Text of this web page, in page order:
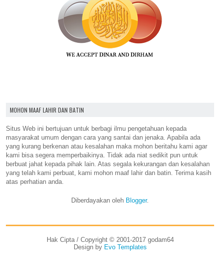
MOHON MAAF LAHIR DAN BATIN
Situs Web ini bertujuan untuk berbagi ilmu pengetahuan kepada
masyarakat umum dengan cara yang santai dan jenaka. Apabila ada
yang kurang berkenan atau kesalahan maka mohon beritahu kami agar
kami bisa segera memperbaikinya. Tidak ada niat sedikit pun untuk
berbuat jahat kepada pihak lain. Atas segala kekurangan dan kesalahan
yang telah kami perbuat, kami mohon maaf lahir dan batin. Terima kasih
atas perhatian anda.
Diberdayakan oleh Blogger.
Hak Cipta / Copyright © 2001-2017 godam64
Design by Evo Templates